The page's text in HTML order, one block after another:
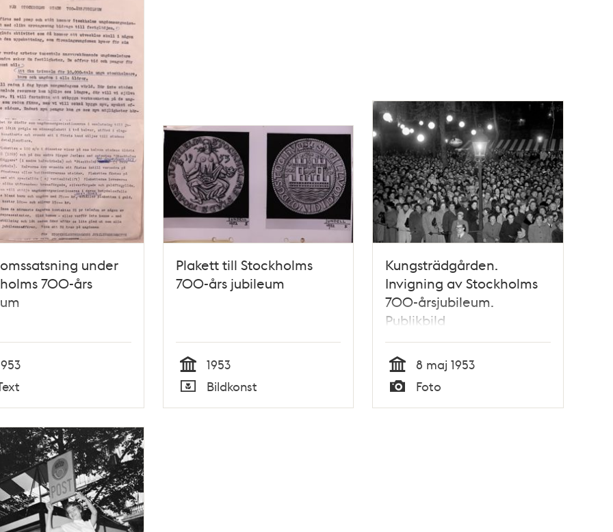
under
700-års
Plakett till Stockholms
700-års jubileum
Tid
1953
Typ
Bildkonst
Kungsträdgården.
Invigning av Stockholms
700-årsjubileum.
Publikbild
Tid
8 maj 1953
Typ
Foto